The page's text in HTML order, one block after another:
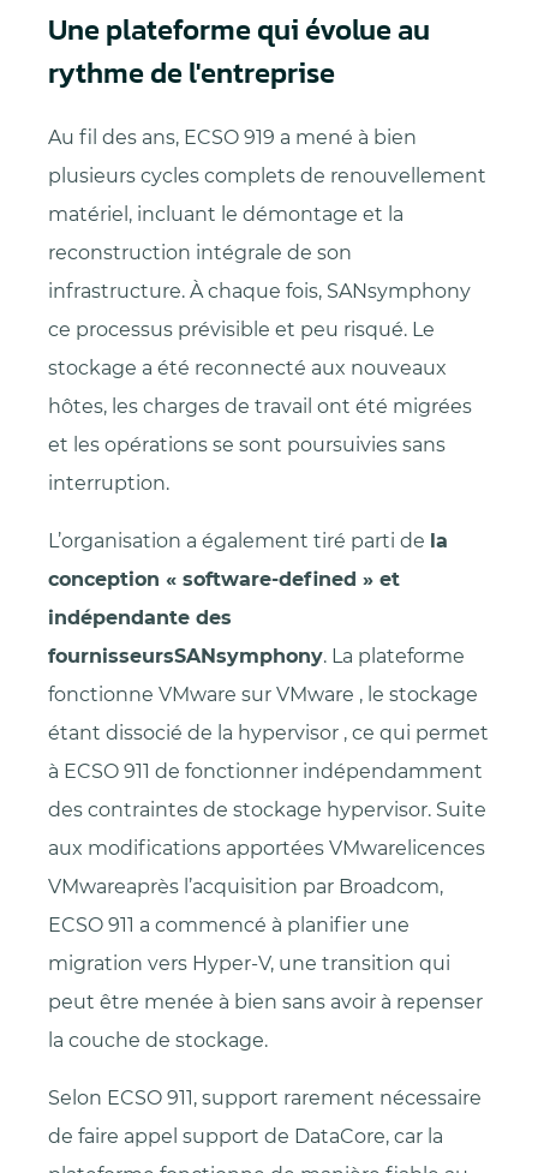
Une plateforme qui évolue au
rythme de l'entreprise
Au fil des ans, ECSO 919 a mené à bien
plusieurs cycles complets de renouvellement
matériel, incluant le démontage et la
reconstruction intégrale de son
infrastructure. À chaque fois, SANsymphony
ce processus prévisible et peu risqué. Le
stockage a été reconnecté aux nouveaux
hôtes, les charges de travail ont été migrées
et les opérations se sont poursuivies sans
interruption.
L’organisation a également tiré parti de la
conception « software-defined » et
indépendante des
fournisseursSANsymphony. La plateforme
fonctionne VMware sur VMware , le stockage
étant dissocié de la hypervisor , ce qui permet
à ECSO 911 de fonctionner indépendamment
des contraintes de stockage hypervisor. Suite
aux modifications apportées VMwarelicences
VMwareaprès l’acquisition par Broadcom,
ECSO 911 a commencé à planifier une
migration vers Hyper-V, une transition qui
peut être menée à bien sans avoir à repenser
la couche de stockage.
Selon ECSO 911, support rarement nécessaire
de faire appel support de DataCore, car la